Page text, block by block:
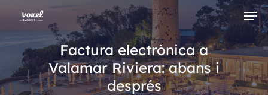
Hit enter to search or ESC to close
Factura electrònica a
Valamar Riviera: abans i
després